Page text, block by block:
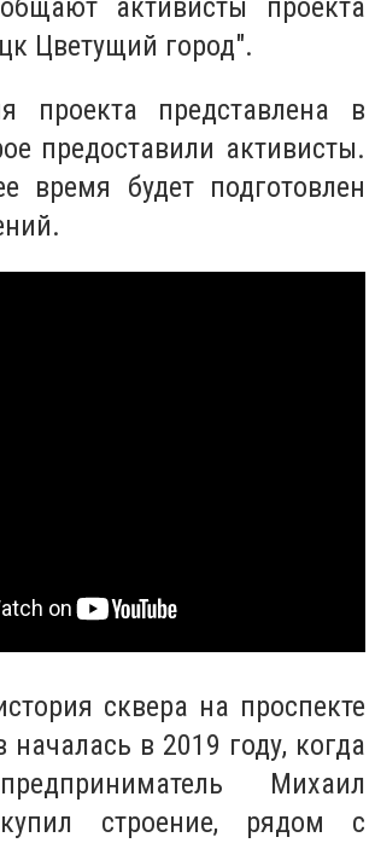
Цветущий город".
проекта представлена в
предоставили активисты.
время будет подготовлен
сквера на проспекте
началась в 2019 году, когда
Михаил
строение, рядом с